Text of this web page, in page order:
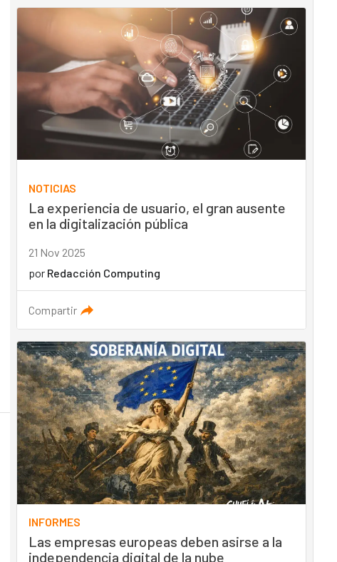
NOTICIAS
La experiencia de usuario, el gran ausente
en la digitalización pública
21 Nov 2025
por Redacción Computing
Compartir
INFORMES
Las empresas europeas deben asirse a la
independencia digital de la nube